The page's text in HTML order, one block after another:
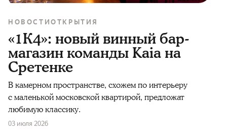
НОВОСТИОТКРЫТИЯ
«1К4»: новый винный бар-
магазин команды Kaia на
Сретенке
В камерном пространстве, схожем по интерьеру
с маленькой московской квартирой, предложат
любимую классику.
03 июля 2026